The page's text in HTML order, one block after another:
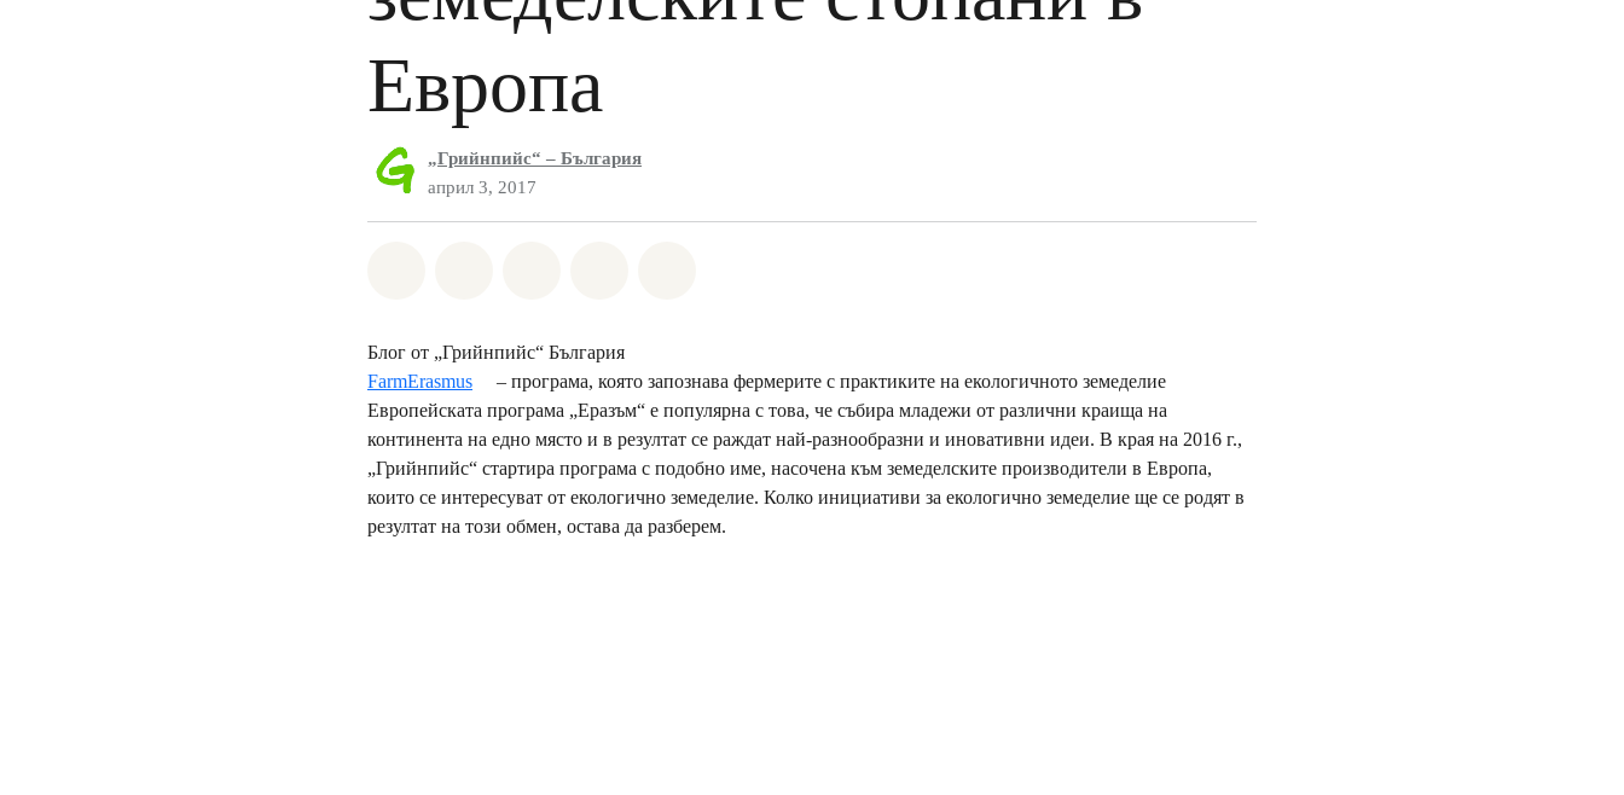
Европа
„Грийнпийс“ – България
април 3, 2017
Блог от „Грийнпийс“ България
FarmErasmus
– програма, която запознава фермерите с практиките на екологичното земеделие
Европейската програма „Еразъм“ е популярна с това, че събира младежи от различни краища на
континента на едно място и в резултат се раждат най-разнообразни и иновативни идеи. В края на 2016 г.,
„Грийнпийс“ стартира програма с подобно име, насочена към земеделските производители в Европа,
които се интересуват от екологично земеделие. Колко инициативи за екологично земеделие ще се родят в
резултат на този обмен, остава да разберем.